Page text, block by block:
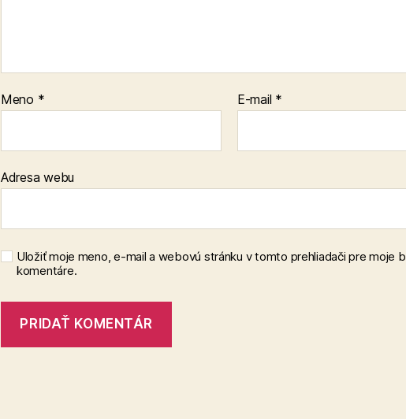
Meno * E-mail *
Adresa webu
Uložiť moje meno, e-mail a webovú stránku v tomto prehliadači pre moje
komentáre.